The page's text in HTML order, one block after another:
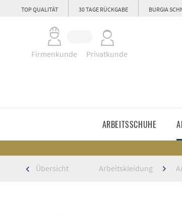
TOP QUALITÄT 30 TAGE RÜCKGABE BURGIA
Firmenkunde Privatkunde
ARBEITSSCHUHE
Übersicht
Arbeitskleidung